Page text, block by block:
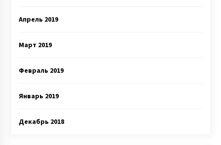
Апрель 2019
Март 2019
Февраль 2019
Январь 2019
Декабрь 2018